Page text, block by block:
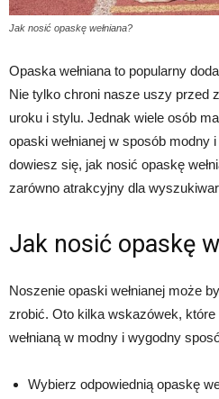
Jak nosić opaskę wełniana?
Opaska wełniana to popularny
Nie tylko chroni nasze uszy przed
uroku i stylu. Jednak wiele osób
opaski wełnianej w sposób modny
dowiesz się, jak nosić opaskę
zarówno atrakcyjny dla
Jak nosić opaskę
Noszenie opaski wełnianej może
zrobić. Oto kilka wskazówek,
wełnianą w modny i wygodny
Wybierz odpowiednią opaskę